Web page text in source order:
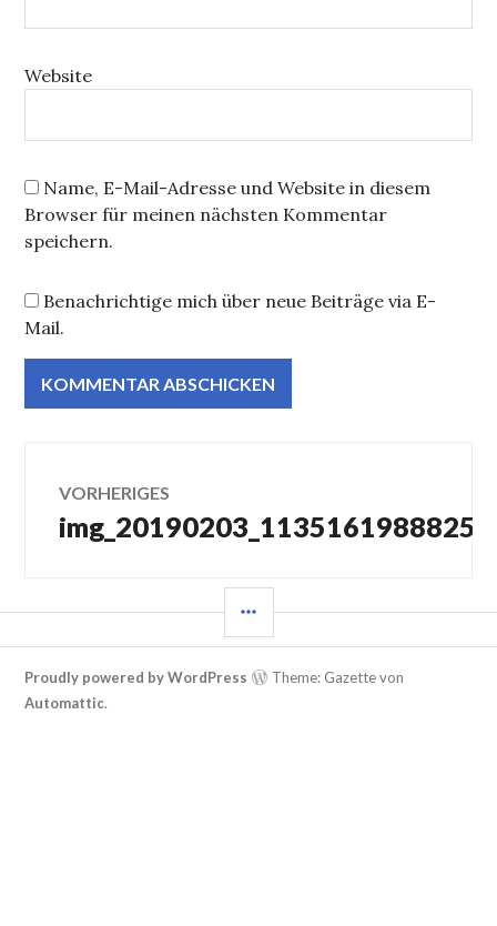
Website
Name, E-Mail-Adresse und Website in diesem
Browser für meinen nächsten Kommentar
speichern.
Benachrichtige mich über neue Beiträge via E-
Mail.
Beitragsnavigation
VORHERIGES
Vorheriger
Beitrag:
Proudly powered by WordPress
Theme: Gazette von
Automattic.